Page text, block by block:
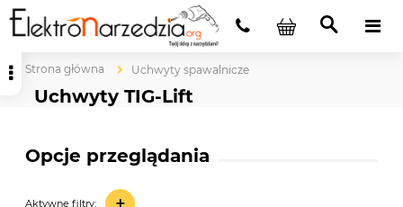
Strona główna Uchwyty spawalnicze
Uchwyty TIG-Lift
Opcje przeglądania
Aktywne filtry: